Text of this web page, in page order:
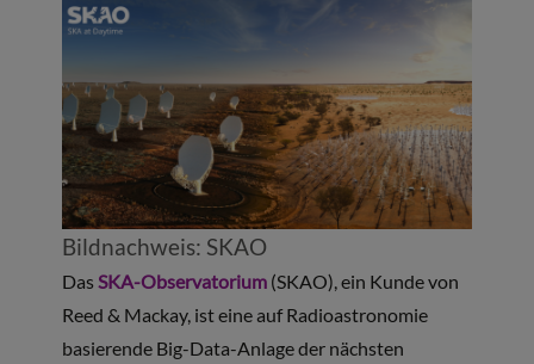
Bildnachweis: SKAO
DasSKA-Observatorium(SKAO), ein Kunde von
Reed & Mackay, ist eine auf Radioastronomie
basierende Big-Data-Anlage der nächsten